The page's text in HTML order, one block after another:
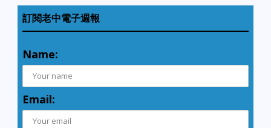
訂閱老中電子週報
Name:
Email: